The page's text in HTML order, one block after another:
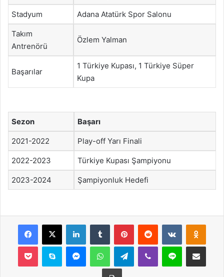
Stadyum Adana Atatürk Spor Salonu
Takım
Antrenörü
Özlem Yalman
Başarılar
1 Türkiye Kupası, 1 Türkiye Süper
Kupa
Sezon Başarı
2021-2022 Play-off Yarı Finali
2022-2023 Türkiye Kupası Şampiyonu
2023-2024 Şampiyonluk Hedefi
Facebook
X LinkedInTumblr PinterestReddit VKontakte
Pocket Skype MessengerWhatsAppTelegramViber Line E-Posta ile
Yazdır